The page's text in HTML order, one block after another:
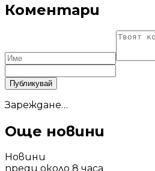
Коментари
Публикувай
Зареждане…
Още новини
Новини
преди около 8 часа